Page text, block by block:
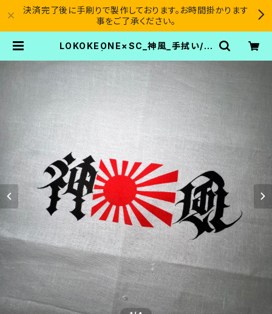
決済完了後に手刷りで製作しております。お時間掛かります
事をご了承ください。
LOKOKEONE×SC_神風_手拭い/ハ